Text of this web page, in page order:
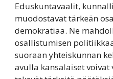
Eduskuntavaalit,
muodostavat tärkeän
demokratiaa. Ne
osallistumisen
suoraan yhteiskunnan
avulla kansalaiset